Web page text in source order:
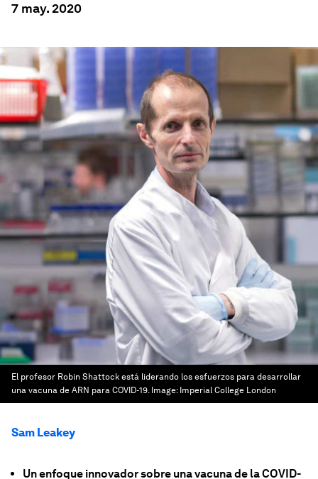
7 may. 2020
El profesor Robin Shattock está liderando los esfuerzos para desarrollar
una vacuna de ARN para COVID-19. Image: Imperial College London
Sam Leakey
Un enfoque innovador sobre una vacuna de la COVID-